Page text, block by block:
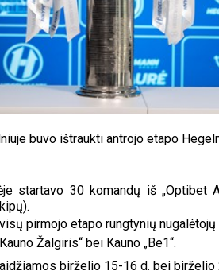
buvo ištraukti antrojo etapo
startavo 30 komandų iš
pirmojo etapo rungtynių
Žalgiris“ bei Kauno „Be1“.
birželio 15-16 d. bei birželio